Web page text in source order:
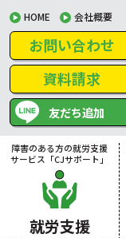
HOME 会社概要
お問い合わせ
資料請求
友だち追加
障害のある方の就労支援
サービス「CJサポート」
就労支援